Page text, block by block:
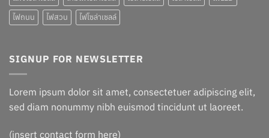
ไฟถนน
ไฟสวน ไฟโซล่าเซลล์
SIGNUP FOR NEWSLETTER
Lorem ipsum dolor sit amet, consectetuer adipiscing elit,
sed diam nonummy nibh euismod tincidunt ut laoreet.
(insert contact form here)